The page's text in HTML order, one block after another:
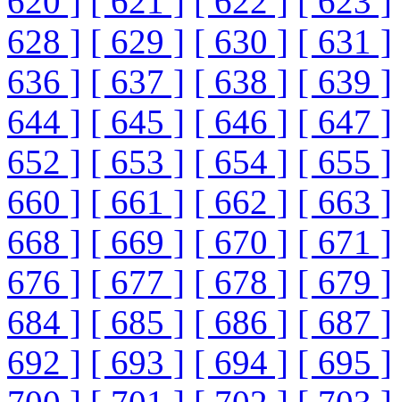
628 ] [ 629 ] [ 630 ] [ 631 ]
636 ] [ 637 ] [ 638 ] [ 639 ]
644 ] [ 645 ] [ 646 ] [ 647 ]
652 ] [ 653 ] [ 654 ] [ 655 ]
660 ] [ 661 ] [ 662 ] [ 663 ]
668 ] [ 669 ] [ 670 ] [ 671 ]
676 ] [ 677 ] [ 678 ] [ 679 ]
684 ] [ 685 ] [ 686 ] [ 687 ]
692 ] [ 693 ] [ 694 ] [ 695 ]